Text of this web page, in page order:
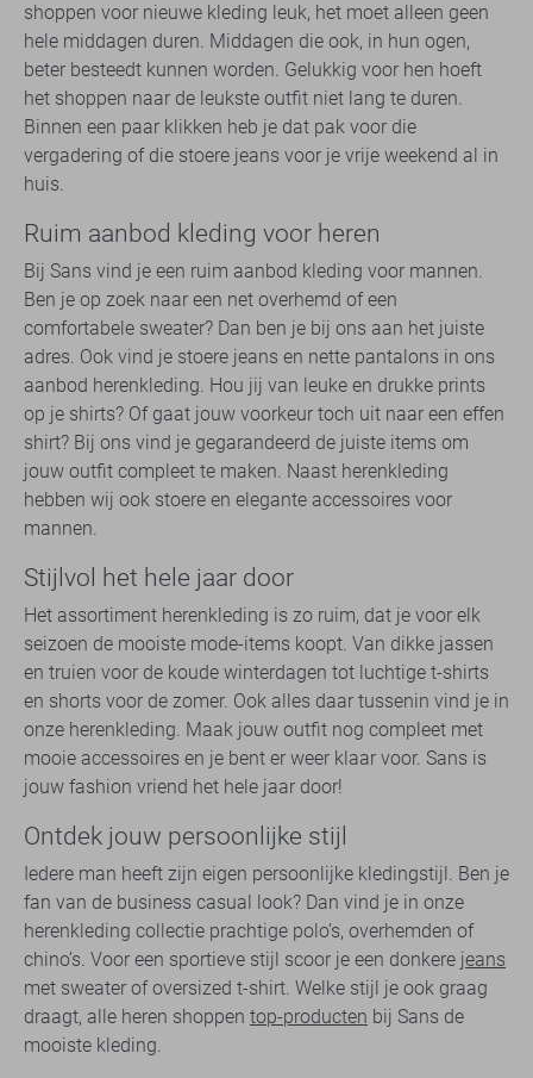
shoppen voor nieuwe kleding leuk, het moet alleen geen
hele middagen duren. Middagen die ook, in hun ogen,
beter besteedt kunnen worden. Gelukkig voor hen hoeft
het shoppen naar de leukste outfit niet lang te duren.
Binnen een paar klikken heb je dat pak voor die
vergadering of die stoere jeans voor je vrije weekend al in
huis.
Ruim aanbod kleding voor heren
Bij Sans vind je een ruim aanbod kleding voor mannen.
Ben je op zoek naar een net overhemd of een
comfortabele sweater? Dan ben je bij ons aan het juiste
adres. Ook vind je stoere jeans en nette pantalons in ons
aanbod herenkleding. Hou jij van leuke en drukke prints
op je shirts? Of gaat jouw voorkeur toch uit naar een effen
shirt? Bij ons vind je gegarandeerd de juiste items om
jouw outfit compleet te maken. Naast herenkleding
hebben wij ook stoere en elegante accessoires voor
mannen.
Stijlvol het hele jaar door
Het assortiment herenkleding is zo ruim, dat je voor elk
seizoen de mooiste mode-items koopt. Van dikke jassen
en truien voor de koude winterdagen tot luchtige t-shirts
en shorts voor de zomer. Ook alles daar tussenin vind je in
onze herenkleding. Maak jouw outfit nog compleet met
mooie accessoires en je bent er weer klaar voor. Sans is
jouw fashion vriend het hele jaar door!
Ontdek jouw persoonlijke stijl
Iedere man heeft zijn eigen persoonlijke kledingstijl. Ben je
fan van de business casual look? Dan vind je in onze
herenkleding collectie prachtige polo’s, overhemden of
chino’s. Voor een sportieve stijl scoor je een donkere jeans
met sweater of oversized t-shirt. Welke stijl je ook graag
draagt, alle heren shoppen top-producten bij Sans de
mooiste kleding.